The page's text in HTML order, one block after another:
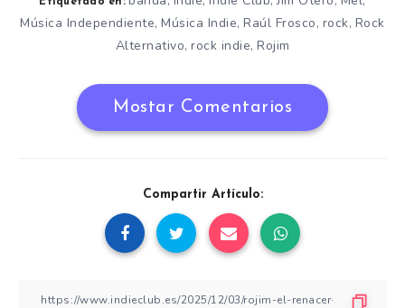
Música Independiente,Música Indie,Raúl Frosco, rock, Rock
Alternativo, rock indie, Rojim
Mostar Comentarios
Compartir Artículo: